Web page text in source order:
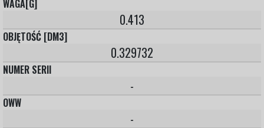
WAGA[G]
0.413
OBJĘTOŚĆ [DM3]
0.329732
NUMER SERII
-
OWW
-